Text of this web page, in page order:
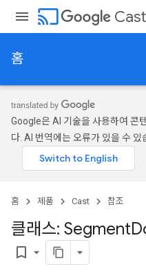
cast Cast
홈
Google은 AI 기술을 사용하여 콘
다. AI 번역에는 오류가 있을 수 있
홈 제품 Cast 참조
클래스: Segment
bookmark_border